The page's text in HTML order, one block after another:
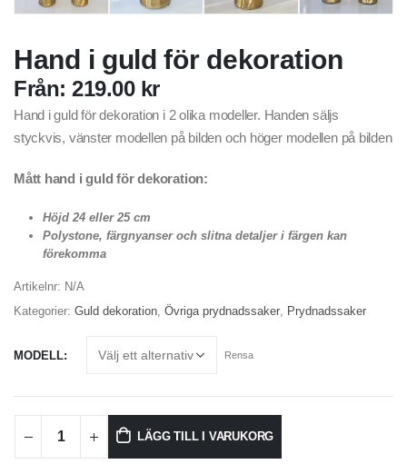
Hand i guld för dekoration
Från:219.00 kr
Hand i guld för dekoration i 2 olika modeller. Handen säljs
styckvis, vänster modellen på bilden och höger modellen på bilden
Mått hand i guld för dekoration:
Höjd 24 eller 25 cm
Polystone, färgnyanser och slitna detaljer i färgen kan
förekomma
Artikelnr: N/A
Kategorier: Guld dekoration Övriga prydnadssaker Prydnadssaker
MODELL Rensa
LÄGG TILL I VARUKORG